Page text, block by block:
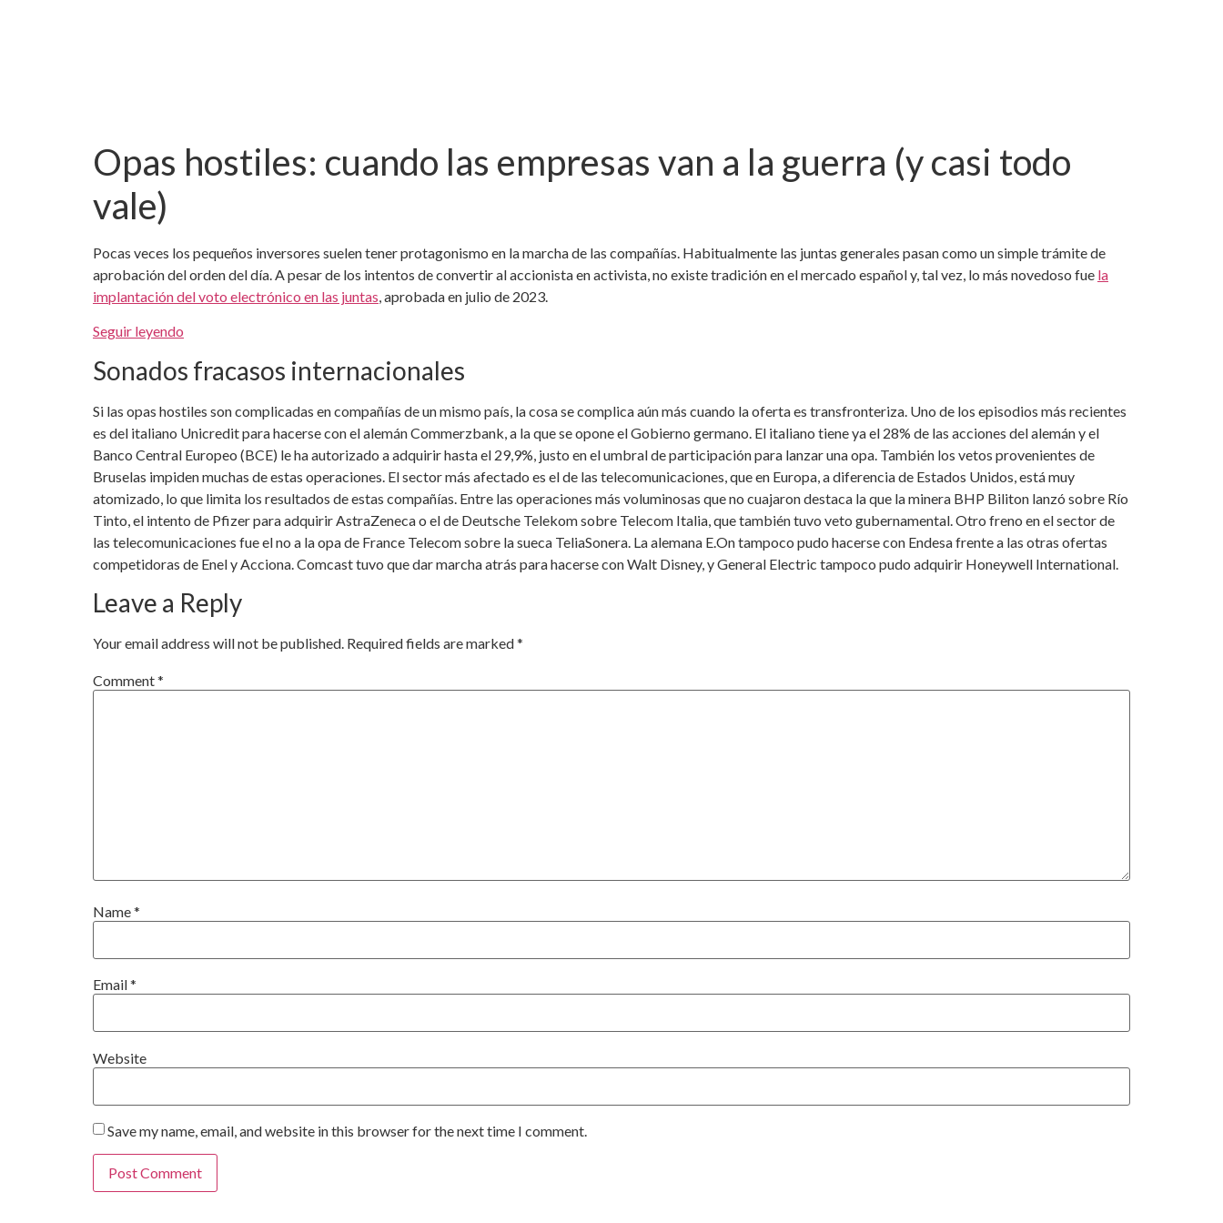
Opas hostiles: cuando las empresas van a la guerra (y casi todo
vale)
Pocas veces los pequeños inversores suelen tener protagonismo en la marcha de las compañías. Habitualmente las juntas generales pasan como un simple trámite de
aprobación del orden del día. A pesar de los intentos de convertir al accionista en activista, no existe tradición en el mercado español y, tal vez, lo más novedoso fue la
implantación del voto electrónico en las juntas, aprobada en julio de 2023.
Seguir leyendo
Sonados fracasos internacionales
Si las opas hostiles son complicadas en compañías de un mismo país, la cosa se complica aún más cuando la oferta es transfronteriza. Uno de los episodios más recientes
es del italiano Unicredit para hacerse con el alemán Commerzbank, a la que se opone el Gobierno germano. El italiano tiene ya el 28% de las acciones del alemán y el
Banco Central Europeo (BCE) le ha autorizado a adquirir hasta el 29,9%, justo en el umbral de participación para lanzar una opa. También los vetos provenientes de
Bruselas impiden muchas de estas operaciones. El sector más afectado es el de las telecomunicaciones, que en Europa, a diferencia de Estados Unidos, está muy
atomizado, lo que limita los resultados de estas compañías. Entre las operaciones más voluminosas que no cuajaron destaca la que la minera BHP Biliton lanzó sobre Río
Tinto, el intento de Pfizer para adquirir AstraZeneca o el de Deutsche Telekom sobre Telecom Italia, que también tuvo veto gubernamental. Otro freno en el sector de
las telecomunicaciones fue el no a la opa de France Telecom sobre la sueca TeliaSonera. La alemana E.On tampoco pudo hacerse con Endesa frente a las otras ofertas
competidoras de Enel y Acciona. Comcast tuvo que dar marcha atrás para hacerse con Walt Disney, y General Electric tampoco pudo adquirir Honeywell International.
Leave a Reply
Your email address will not be published. Required fields are marked*
Comment*
Name*
Email*
Website
Save my name, email, and website in this browser for the next time I comment.